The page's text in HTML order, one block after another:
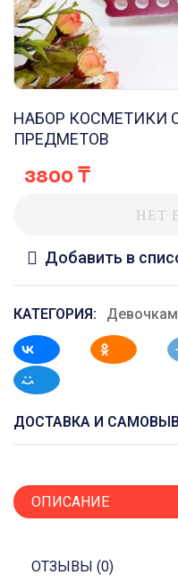
НАБОР КОСМЕТИКИ
ПРЕДМЕТОВ
3800₸
НЕТ
Добавить в
КАТЕГОРИЯ: Девочкам
ДОСТАВКА И
ОПИСАНИЕ
ОТЗЫВЫ (0)